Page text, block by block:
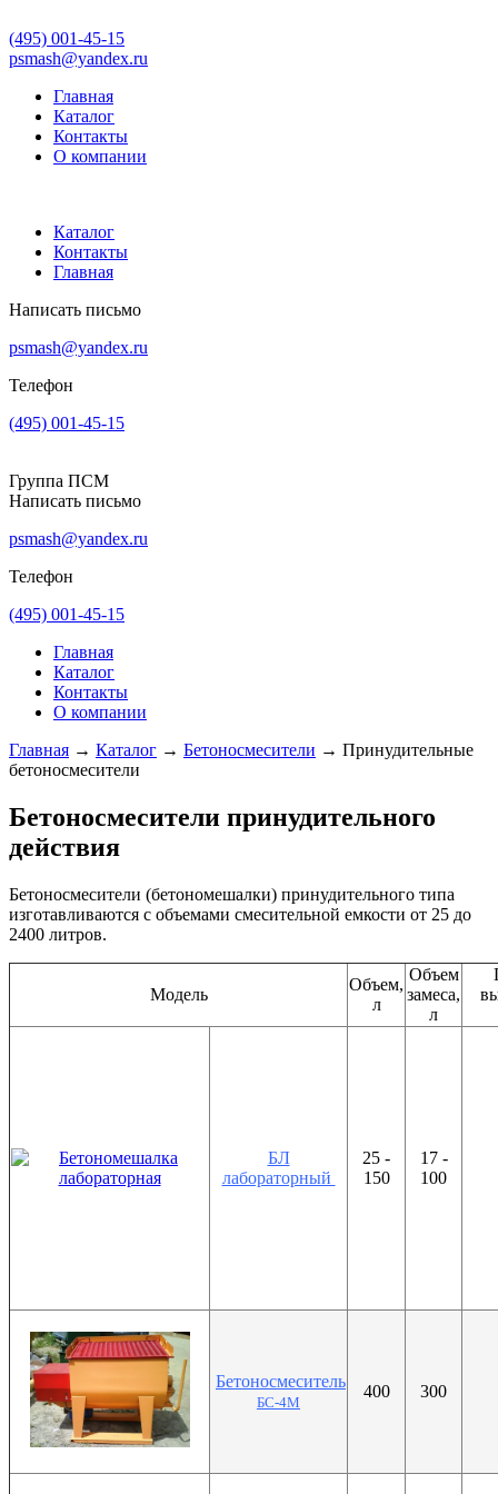
(495) 001-45-15
psmash@yandex.ru
Главная
Каталог
Контакты
О компании
Каталог
Контакты
Главная
Написать письмо
psmash@yandex.ru
Телефон
(495) 001-45-15
Группа ПСМ
Написать письмо
psmash@yandex.ru
Телефон
(495) 001-45-15
Главная
Каталог
Контакты
О компании
Главная → Каталог → Бетоносмесители → Принудительные
бетоносмесители
Бетоносмесители принудительного
действия
Бетоносмесители (бетономешалки) принудительного типа
изготавливаются с объемами смесительной емкости от 25 до
2400 литров.
Модель
Объем,
л
Объем
замеса,
л
БЛ
лабораторный
25 -
150
17 -
100
Бетоносмеситель
БС-4М
400 300